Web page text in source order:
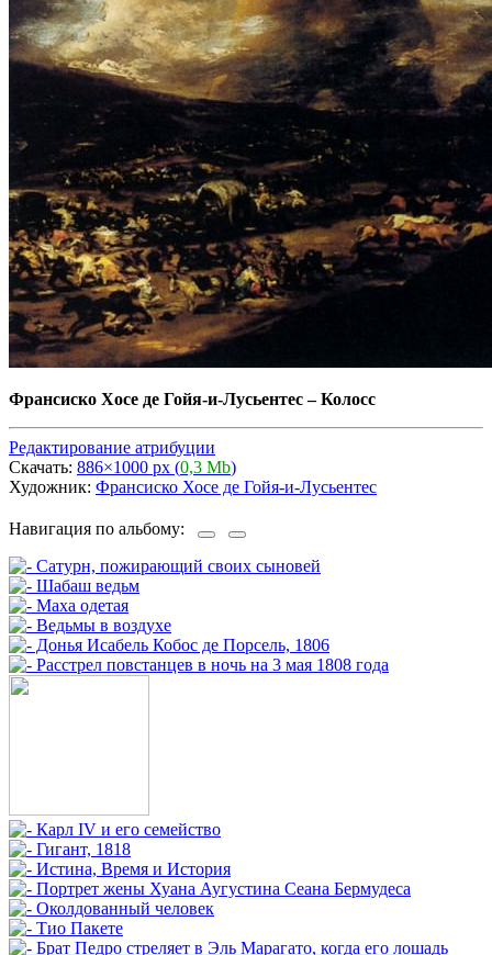
Франсиско Хосе де Гойя-и-Лусьентес–Колосс
Редактирование атрибуции
Скачать: 886×1000 px (0,3 Mb)
Художник: Франсиско Хосе де Гойя-и-Лусьентес
Навигация по альбому: